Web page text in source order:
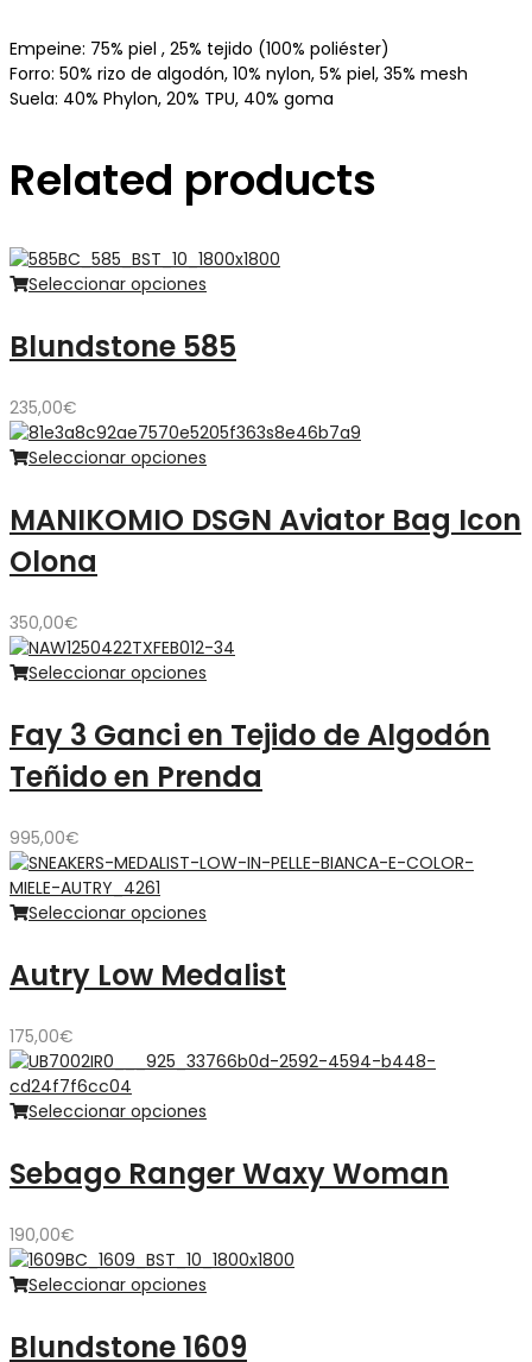
Empeine: 75% piel , 25% tejido (100% poliéster)
Forro: 50% rizo de algodón, 10% nylon, 5% piel, 35% mesh
Suela: 40% Phylon, 20% TPU, 40% goma
Related products
Seleccionar opciones
Blundstone 585
235,00€
Seleccionar opciones
MANIKOMIO DSGN Aviator Bag Icon
Olona
350,00€
Seleccionar opciones
Fay 3 Ganci en Tejido de Algodón
Teñido en Prenda
995,00€
Seleccionar opciones
Autry Low Medalist
175,00€
Seleccionar opciones
Sebago Ranger Waxy Woman
190,00€
Seleccionar opciones
Blundstone 1609